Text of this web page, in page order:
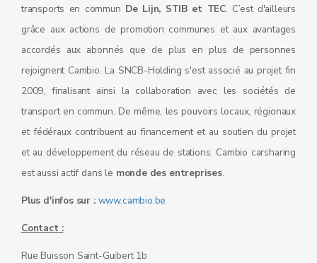
transports en commun De Lijn, STIB et TEC. C’est d'ailleurs
grâce aux actions de promotion communes et aux avantages
accordés aux abonnés que de plus en plus de personnes
rejoignent Cambio. La SNCB-Holding s'est associé au projet fin
2009, finalisant ainsi la collaboration avec les sociétés de
transport en commun. De même, les pouvoirs locaux, régionaux
et fédéraux contribuent au financement et au soutien du projet
et au développement du réseau de stations. Cambio carsharing
est aussi actif dans le monde des entreprises.
Plus d'infos sur :www.cambio.be
Contact :
Rue Buisson Saint-Guibert 1b